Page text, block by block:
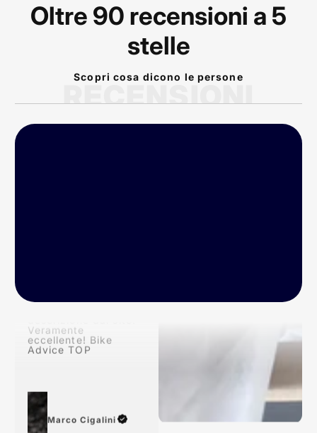
Oltre 90 recensioni a 5
stelle
Scopri cosa dicono le persone
RECENSIONI
descrizione dal sito!
Advice TOP
Marco Cigalini